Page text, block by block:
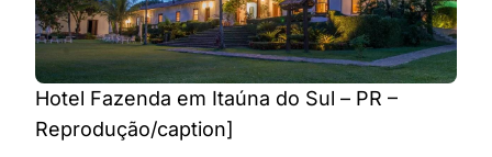
Hotel Fazenda em Itaúna do Sul – PR –
Reprodução/caption]